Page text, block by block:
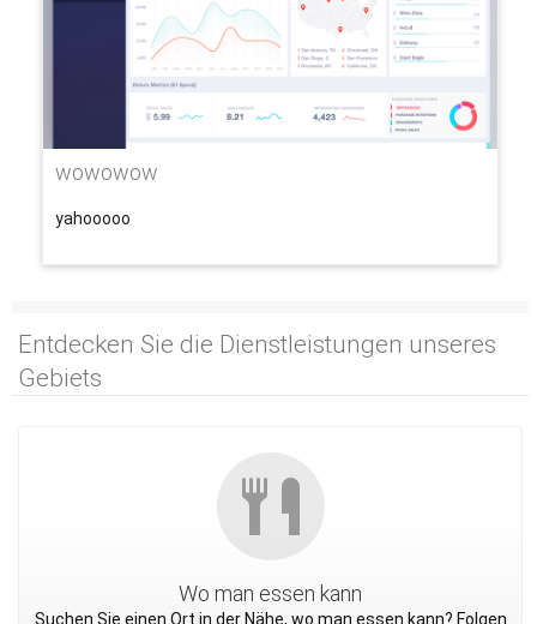
wowowow
yahooooo
Entdecken Sie die Dienstleistungen unseres
Gebiets
Wo man essen kann
Suchen Sie einen Ort in der Nähe, wo man essen kann? Folgen